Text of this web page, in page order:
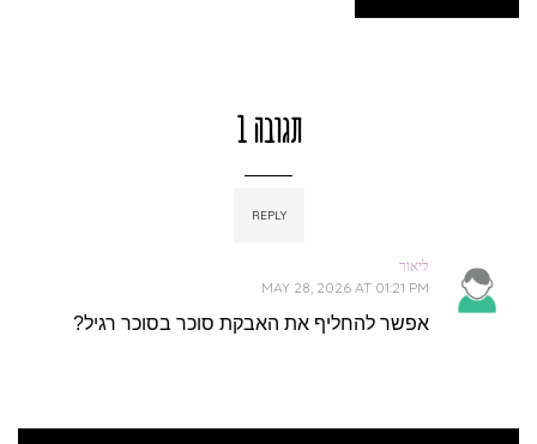
1 תגובה
REPLY
ליאור
MAY 28, 2026 AT 01:21 PM
אפשר להחליף את האבקת סוכר בסוכר רגיל?